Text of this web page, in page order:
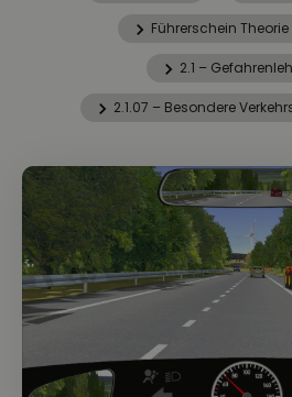
Führerschein Theorie
2.1 –
2.1.07 – Besondere